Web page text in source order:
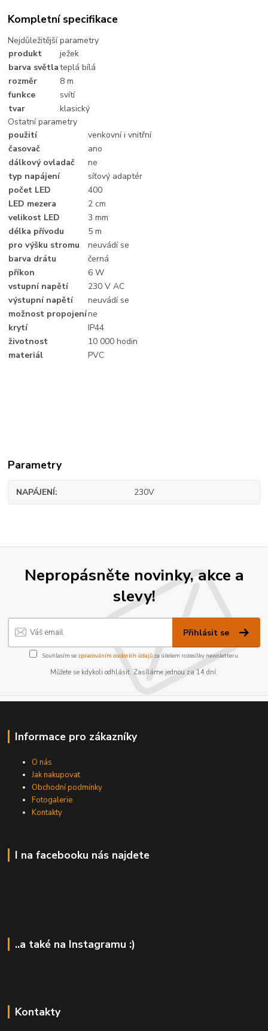
Kompletní specifikace
Nejdůležitější parametry
produkt
ježek
barva světlateplá bílá
rozměr
8 m
funkce
svítí
tvar
klasický
Ostatní parametry
použití
venkovní i vnitřní
časovač
ano
dálkový ovladač
ne
typ napájení
síťový adaptér
počet LED
400
LED mezera
2 cm
velikost LED
3 mm
délka přívodu
5 m
pro výšku stromu
neuvádí se
barva drátu
černá
příkon
6 W
vstupní napětí
230 V AC
výstupní napětí
neuvádí se
možnost propojeníne
krytí
IP44
životnost
10 000 hodin
materiál
PVC
Parametry
NAPÁJENÍ 230V
Nepropásněte novinky, akce a
slevy!
Přihlásit se
Souhlasím se zpracováním osobních údajůza účelem rozesílky newsletteru.
Můžete se kdykoli odhlásit. Zasíláme jednou za 14 dní.
Informace pro zákazníky
O nás
Jak nakupovat
Obchodní podmínky
Fotogalerie
Kontakty
I na facebooku nás najdete
..a také na Instagramu :)
Kontakty